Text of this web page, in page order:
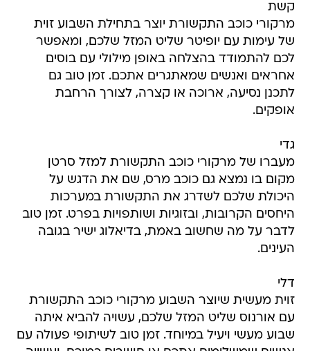
קשת
מרקורי כוכב התקשורת יוצר בתחילת השבוע זוית
של עימות עם יופיטר שליט המזל שלכם, ומאפשר
לכם להתמודד בהצלחה באופן מילולי עם בוסים
אחראים ואנשים שמאתגרים אתכם. זמן טוב גם
לתכנן נסיעה, ארוכה או קצרה, לצורך הרחבת
אופקים.
גדי
מעברו של מרקורי כוכב התקשורת למזל סרטן
מקום בו נמצא גם כוכב מרס, שם את הדגש על
היכולת שלכם לשדרג את התקשורת במערכות
היחסים הקרובות, ובזוגיות ושותפויות בפרט. זמן טוב
לדבר על מה שחשוב באמת, בדיאלוג ישיר בגובה
העינים.
דלי
זוית מעשית שיוצר השבוע מרקורי כוכב התקשורת
עם אורנוס שליט המזל שלכם, עשויה להביא איתה
שבוע מעשי ויעיל במיוחד. זמן טוב לשיתופי פעולה עם